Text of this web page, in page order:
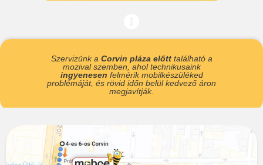
Szervizünk a Corvin pláza előtt található a
mozival szemben, ahol technikusaink
ingyenesen felmérik mobilkészüléked
problémáját, és rövid időn belül kedvező áron
megjavítják.